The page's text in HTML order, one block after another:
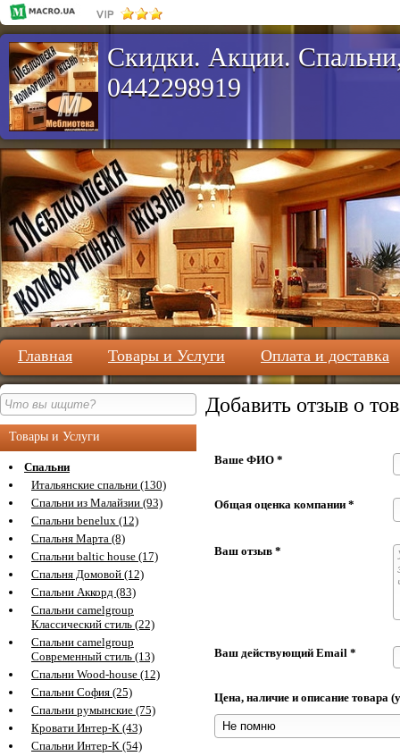
Скидки. Акции.
0442298919
Главная Товары и Услуги Оплата и доставка
Товары и Услуги
Спальни
Итальянские спальни (130)
Спальни из Малайзии (93)
Спальни benelux (12)
Спальня Марта (8)
Спальни baltic house (17)
Спальня Домовой (12)
Спальни Аккорд (83)
Спальни camelgroup
Классический стиль (22)
Спальни camelgroup
Современный стиль (13)
Спальни Wood-house (12)
Спальни София (25)
Спальни румынские (75)
Кровати Интер-К (43)
Спальни Интер-К (54)
Добавить отзыв о
Ваше ФИО *
Общая оценка компании *
Ваш отзыв *
Ваш действующий Email *
Цена, наличие и описание товара